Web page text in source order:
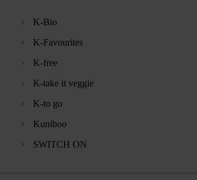
K-Bio
K-Favourites
K-free
K-take it veggie
K-to go
Kuniboo
SWITCH ON